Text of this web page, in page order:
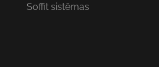
Soffit sistēmas